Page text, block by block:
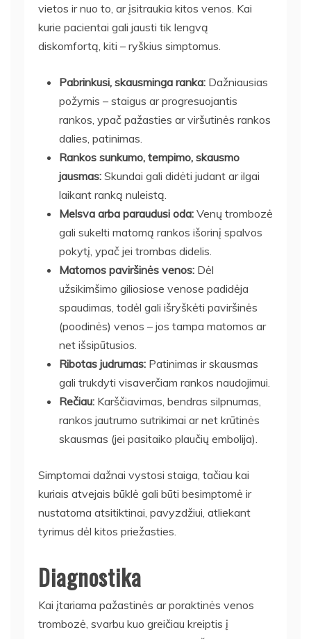
vietos ir nuo to, ar įsitraukia kitos venos. Kai
kurie pacientai gali jausti tik lengvą
diskomfortą, kiti – ryškius simptomus.
Pabrinkusi, skausminga ranka: Dažniausias
požymis – staigus ar progresuojantis
rankos, ypač pažasties ar viršutinės rankos
dalies, patinimas.
Rankos sunkumo, tempimo, skausmo
jausmas: Skundai gali didėti judant ar ilgai
laikant ranką nuleistą.
Melsva arba paraudusi oda: Venų trombozė
gali sukelti matomą rankos išorinį spalvos
pokytį, ypač jei trombas didelis.
Matomos paviršinės venos: Dėl
užsikimšimo giliosiose venose padidėja
spaudimas, todėl gali išryškėti paviršinės
(poodinės) venos – jos tampa matomos ar
net išsipūtusios.
Ribotas judrumas: Patinimas ir skausmas
gali trukdyti visaverčiam rankos naudojimui.
Rečiau: Karščiavimas, bendras silpnumas,
rankos jautrumo sutrikimai ar net krūtinės
skausmas (jei pasitaiko plaučių embolija).
Simptomai dažnai vystosi staiga, tačiau kai
kuriais atvejais būklė gali būti besimptomė ir
nustatoma atsitiktinai, pavyzdžiui, atliekant
tyrimus dėl kitos priežasties.
Diagnostika
Kai įtariama pažastinės ar poraktinės venos
trombozė, svarbu kuo greičiau kreiptis į